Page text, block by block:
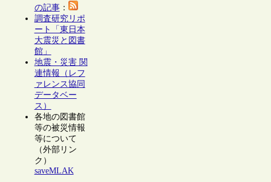
の記事：
調査研究リポ
ート「東日本
大震災と図書
館」
地震・災害 関
連情報（レフ
ァレンス協同
データベー
ス）
各地の図書館
等の被災情報
等について
（外部リン
ク）
saveMLAK